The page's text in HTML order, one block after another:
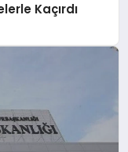
Kaçırdı